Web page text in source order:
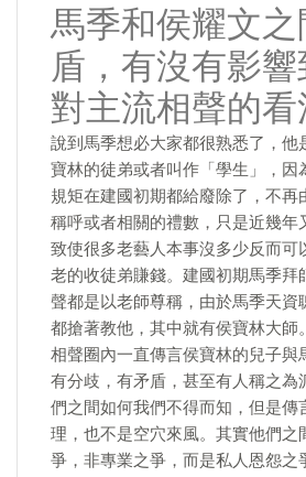
馬季和侯耀文
盾，有沒有影
對主流相聲的看
說到馬季想必大家都很熟悉了，他
寶林的徒弟或者叫作「學生」，因
規矩在建國初期都給廢除了，不再
稱呼或者相關的禮數，只是近幾年
致使很多老藝人本事沒多少反而可
老的收徒弟賺錢。建國初期馬季拜
聲都是以老師尊稱，由於馬季天資
都搶著教他，其中就有侯寶林大師。
相聲圈內一直傳言侯寶林的兒子與
有分歧，有矛盾，甚至有人稱之為
們之間如何我們不得而知，但是傳
理，也不是空穴來風。其實他們之
爭，非專業之爭，而是私人恩怨之